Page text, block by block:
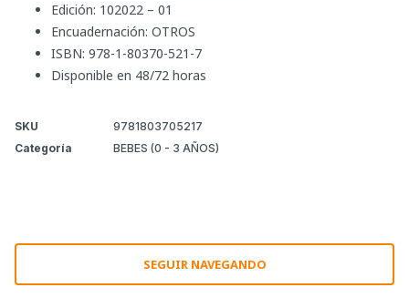
Edición: 102022 – 01
Encuadernación: OTROS
ISBN: 978-1-80370-521-7
Disponible en 48/72 horas
SKU
9781803705217
Categoría
BEBES (0 - 3 AÑOS)
SEGUIR NAVEGANDO